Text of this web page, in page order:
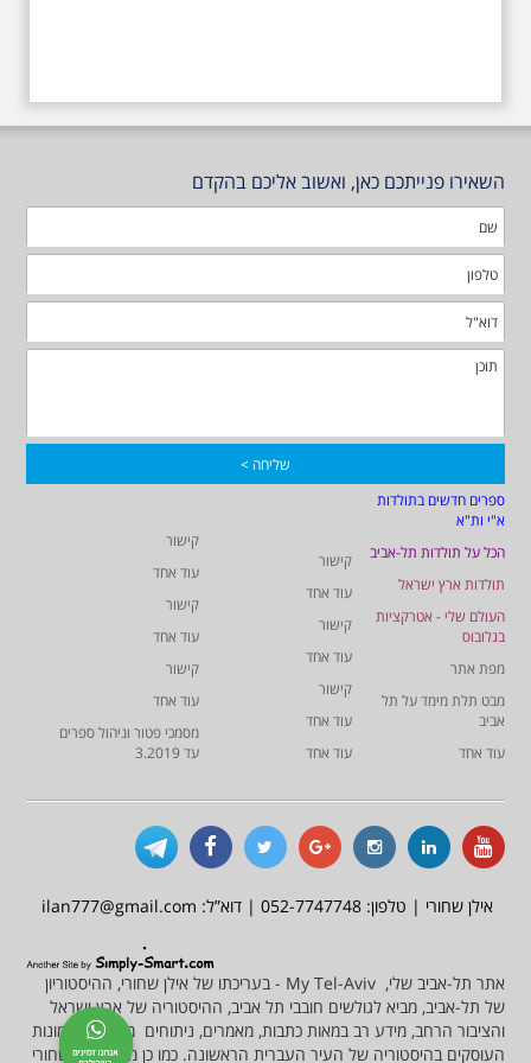
השאירו פנייתכם כאן, ואשוב אליכם בהקדם
ספרים חדשים בתולדות
א"י ות"א
הכל על תולדות תל-אביב
תולדות ארץ ישראל
העולם שלי - אטרקציות
בגלובוס
מפת אתר
מבט תלת מימד על תל
אביב
עוד אחד
קישור
עוד אחד
קישור
עוד אחד
קישור
עוד אחד
עוד אחד
קישור
עוד אחד
קישור
עוד אחד
קישור
עוד אחד
מסמכי פטור וניהול ספרים
עד 3.2019
אילן שחורי | טלפון: 052-7747748 | דוא”ל: ilan777@gmail.com
אתר תל-אביב שלי, My Tel-Aviv - בעריכתו של אילן שחורי, ההיסטוריון
של תל-אביב, מביא לגולשים חובבי תל אביב, ההיסטוריה של ארץ ישראל
והציבור הרחב, מידע רב במאות כתבות, מאמרים, ניתוחים מסמכים ותמונות
העוסקים בהיסטוריה של העיר העברית הראשונה. כמו כן מציע אילן שחורי